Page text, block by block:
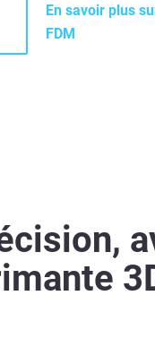
En savoir plus
FDM